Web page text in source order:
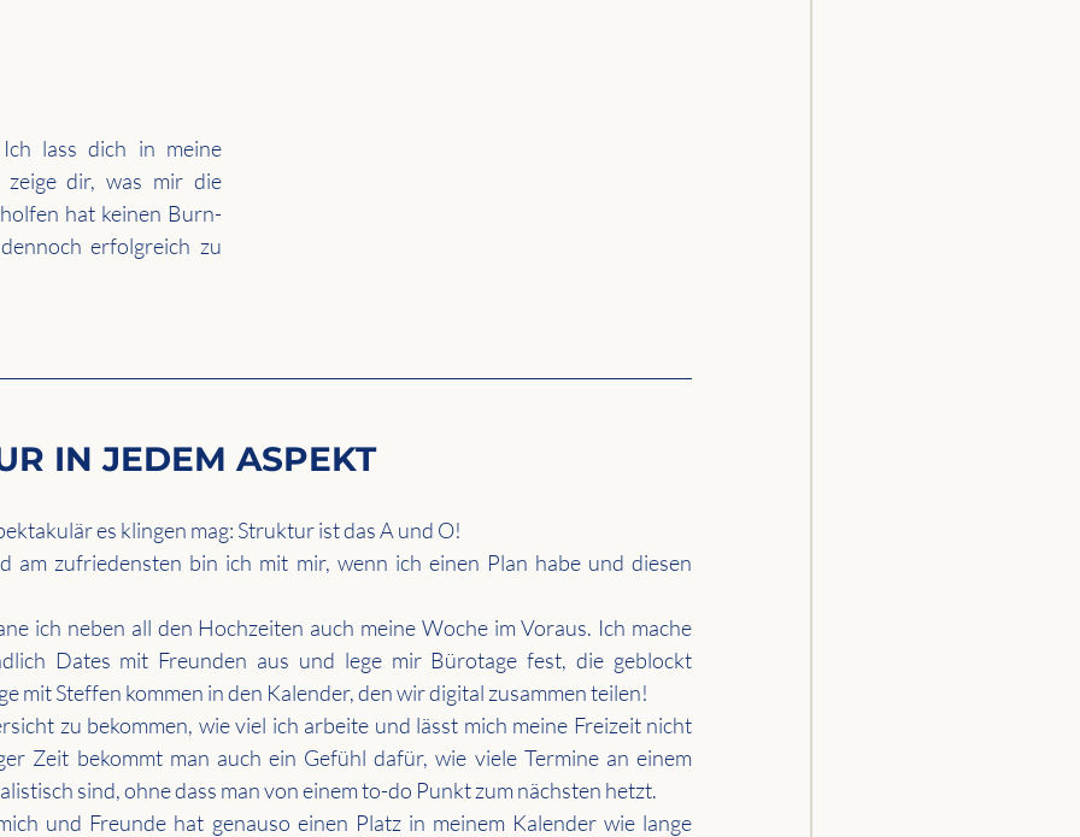
lass dich in meine
zeige dir, was mir die
hat keinen Burn-
erfolgreich zu
IN JEDEM ASPEKT
es klingen mag: Struktur ist das A und O!
am zufriedensten bin ich mit mir, wenn ich einen Plan habe und diesen
ich neben all den Hochzeiten auch meine Woche im Voraus. Ich mache
Dates mit Freunden aus und lege mir Bürotage fest, die geblockt
mit Steffen kommen in den Kalender, den wir digital zusammen teilen!
zu bekommen, wie viel ich arbeite und lässt mich meine Freizeit nicht
Zeit bekommt man auch ein Gefühl dafür, wie viele Termine an einem
sind, ohne dass man von einem to-do Punkt zum nächsten hetzt.
und Freunde hat genauso einen Platz in meinem Kalender wie lange